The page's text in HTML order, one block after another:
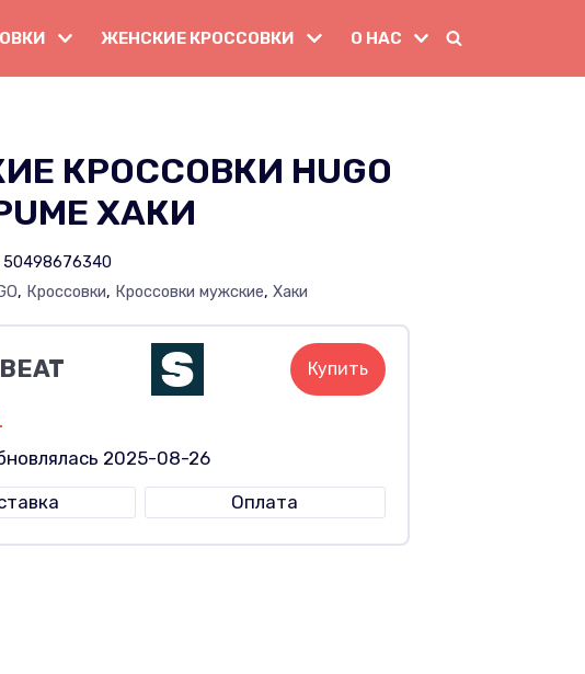
ЖЕНСКИЕ КРОССОВКИ О НАС
КРОССОВКИ HUGO
ХАКИ
50498676340
, Кроссовки, Кроссовки мужские,Хаки
Купить
2025-08-26
Оплата